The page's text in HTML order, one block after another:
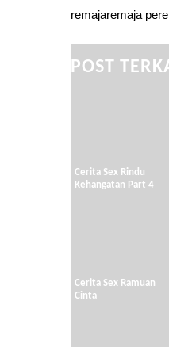
remajaremaja
POST
Cerita Sex Rindu
Kehangatan Part 4
Cerita Sex Ramuan
Cinta